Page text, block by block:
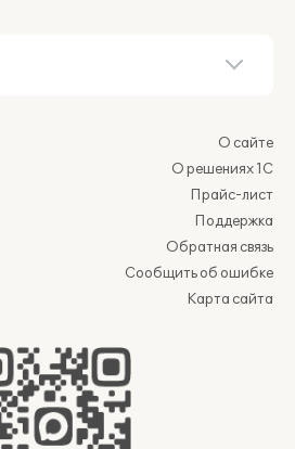
О сайте
О решениях 1С
Прайс-лист
Поддержка
Обратная связь
Сообщить об ошибке
Карта сайта